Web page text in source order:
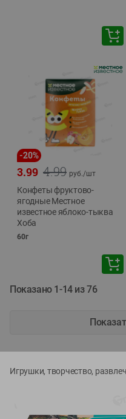
-20%
4.99
3.99 руб./шт
Конфеты фруктово-
ягодные Местное
известное яблоко-тыква
Хоба
60г
Показано 1-14 из 76
Игрушки, творчество,